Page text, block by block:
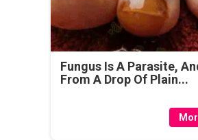
Fungus Is A Parasite,
From A Drop Of Plain...